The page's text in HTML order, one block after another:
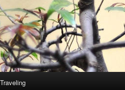
Traveling